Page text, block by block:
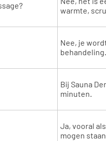
warmte,
Nee, je
behandeling.
Bij Sauna
minuten.
Ja, vooral
mogen